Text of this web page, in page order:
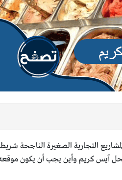
التجارية الصغيرة الناجحة
آيس كريم وأين يجب أن يكون موقعه